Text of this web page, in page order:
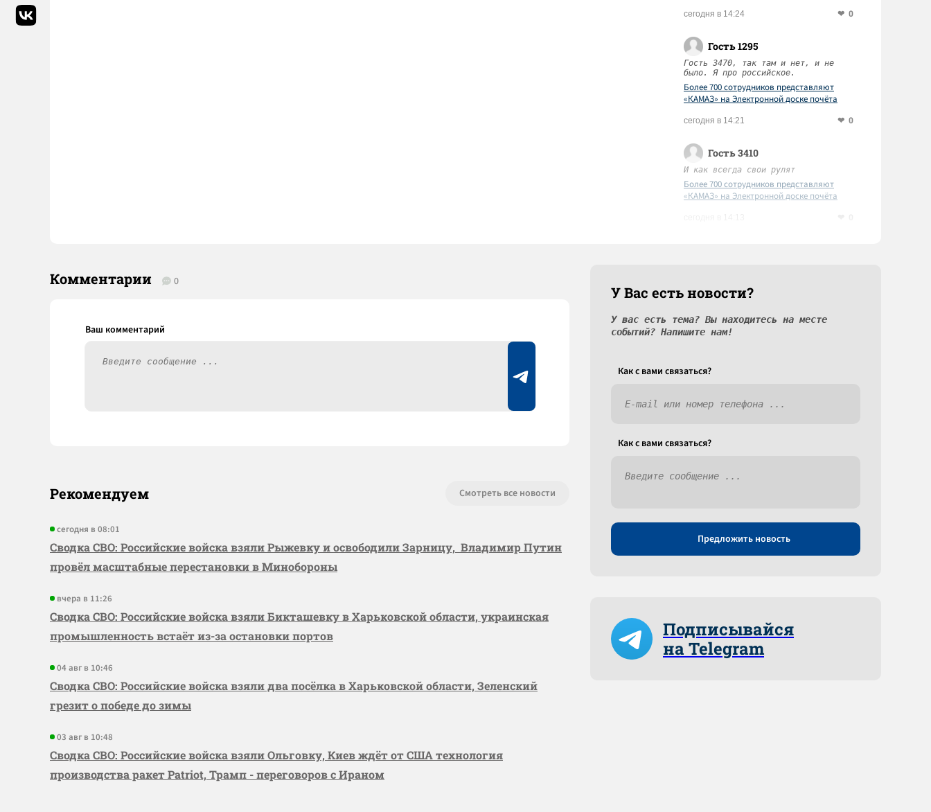
сегодня в 14:24 0
Гость 1295
Гость 3470, так там и нет, и не
было. Я про российское.
Более 700 сотрудников представляют
«КАМАЗ» на Электронной доске почёта
сегодня в 14:21 0
Гость 3410
И как всегда свои рулят
Более 700 сотрудников представляют
«КАМАЗ» на Электронной доске почёта
Комментарии 0
Рекомендуем Смотреть все новости
сегодня в 08:01
Сводка СВО: Российские войска взяли Рыжевку и освободили Зарницу, Владимир Путин
провёл масштабные перестановки в Минобороны
вчера в 11:26
Сводка СВО: Российские войска взяли Бикташевку в Харьковской области, украинская
промышленность встаёт из-за остановки портов
04 авг в 10:46
Сводка СВО: Российские войска взяли два посёлка в Харьковской области, Зеленский
грезит о победе до зимы
03 авг в 10:48
Сводка СВО: Российские войска взяли Ольговку, Киев ждёт от США технология
производства ракет Patriot, Трамп - переговоров с Ираном
У Вас есть новости?
У вас есть тема? Вы находитесь на месте
событий? Напишите нам!
Как c вами связаться?
Как c вами связаться?
Предложить новость
Подписывайся
на Telegram